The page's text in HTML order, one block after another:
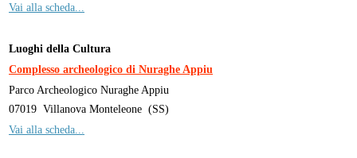
Vai alla scheda...
Luoghi della Cultura
Complesso archeologico di Nuraghe Appiu
Parco Archeologico Nuraghe Appiu
07019 Villanova Monteleone (SS)
Vai alla scheda...